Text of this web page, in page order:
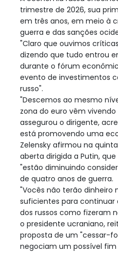
trimestre de 2026, sua
em três anos, em meio à
guerra e das sanções
"Claro que ouvimos
dizendo que tudo entrou
durante o fórum
evento de investimentos
russo".
"Descemos ao mesmo
zona do euro vêm
assegurou o dirigente,
está promovendo uma
Zelensky afirmou na
aberta dirigida a Putin, que
"estão diminuindo
de quatro anos de guerra.
"Vocês não terão dinheiro
suficientes para continuar
dos russos como fizeram
o presidente ucraniano,
proposta de um "cessar-
negociam um possível